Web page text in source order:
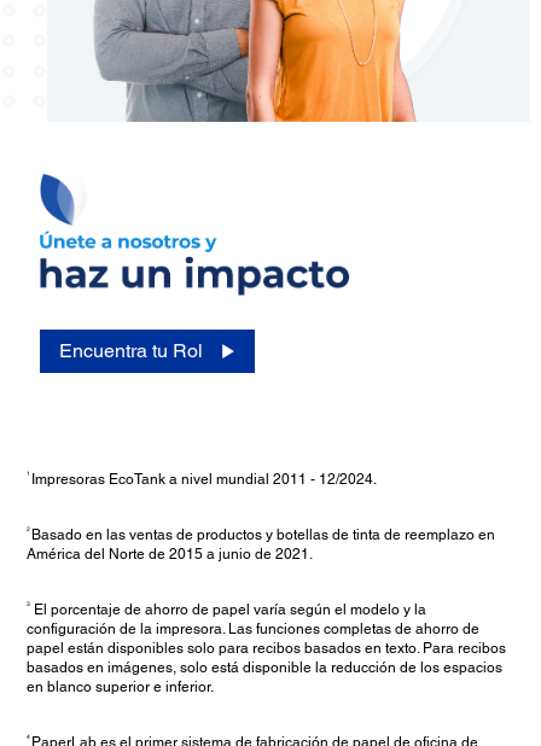
Encuentra tu Rol
1 Impresoras EcoTank a nivel mundial 2011 - 12/2024.
2 Basado en las ventas de productos y botellas de tinta de reemplazo en
América del Norte de 2015 a junio de 2021.
3
El porcentaje de ahorro de papel varía según el modelo y la
configuración de la impresora. Las funciones completas de ahorro de
papel están disponibles solo para recibos basados en texto. Para recibos
basados en imágenes, solo está disponible la reducción de los espacios
en blanco superior e inferior.
4